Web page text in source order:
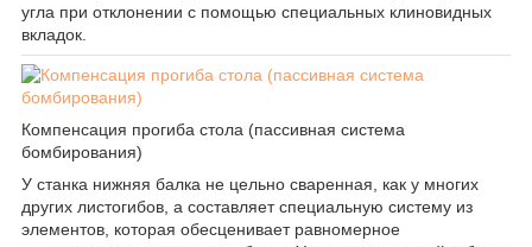
угла при отклонении с помощью специальных клиновидных
вкладок.
Компенсация прогиба стола (пассивная система
бомбирования)
У станка нижняя балка не цельно сваренная, как у многих
других листогибов, а составляет специальную систему из
элементов, которая обесценивает равномерное